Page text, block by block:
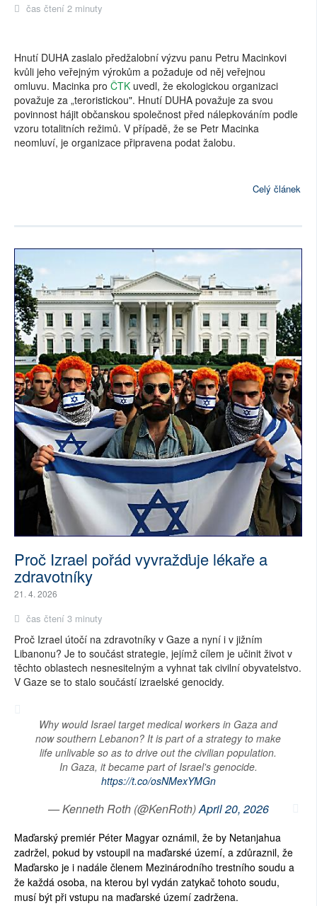
čas čtení 2 minuty
Hnutí DUHA zaslalo předžalobní výzvu panu Petru Macinkovi
kvůli jeho veřejným výrokům a požaduje od něj veřejnou
omluvu. Macinka pro ČTK uvedl, že ekologickou organizaci
považuje za „teroristickou". Hnutí DUHA považuje za svou
povinnost hájit občanskou společnost před nálepkováním podle
vzoru totalitních režimů. V případě, že se Petr Macinka
neomluví, je organizace připravena podat žalobu.
Celý článek
Proč Izrael pořád vyvražďuje lékaře a
zdravotníky
21. 4. 2026
čas čtení 3 minuty
Proč Izrael útočí na zdravotníky v Gaze a nyní i v jižním
Libanonu? Je to součást strategie, jejímž cílem je učinit život v
těchto oblastech nesnesitelným a vyhnat tak civilní obyvatelstvo.
V Gaze se to stalo součástí izraelské genocidy.
Why would Israel target medical workers in Gaza and
now southern Lebanon? It is part of a strategy to make
life unlivable so as to drive out the civilian population.
In Gaza, it became part of Israel's genocide.
https://t.co/osNMexYMGn
— Kenneth Roth (@KenRoth)April 20, 2026
Maďarský premiér Péter Magyar oznámil, že by Netanjahua
zadržel, pokud by vstoupil na maďarské území, a zdůraznil, že
Maďarsko je i nadále členem Mezinárodního trestního soudu a
že každá osoba, na kterou byl vydán zatykač tohoto soudu,
musí být při vstupu na maďarské území zadržena.